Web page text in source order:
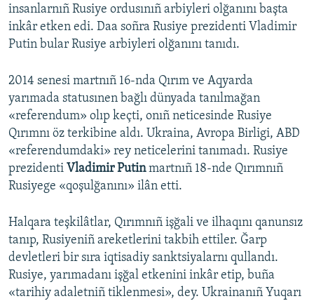
insanlarnıñ Rusiye ordusınıñ arbiyleri olğanını başta
inkâr etken edi. Daa soñra Rusiye prezidenti Vladimir
Putin bular Rusiye arbiyleri olğanını tanıdı.
2014 senesi martnıñ 16-nda Qırım ve Aqyarda
yarımada statusınen bağlı dünyada tanılmağan
«referendum» olıp keçti, onıñ neticesinde Rusiye
Qırımnı öz terkibine aldı. Ukraina, Avropa Birligi, ABD
«referendumdaki» rey neticelerini tanımadı. Rusiye
prezidenti Vladimir Putinmartnıñ 18-nde Qırımnıñ
Rusiyege «qoşulğanını» ilân etti.
Halqara teşkilâtlar, Qırımnıñ işğali ve ilhaqını qanunsız
tanıp, Rusiyeniñ areketlerini takbih ettiler. Ğarp
devletleri bir sıra iqtisadiy sanktsiyalarnı qullandı.
Rusiye, yarımadanı işğal etkenini inkâr etip, buña
«tarihiy adaletniñ tiklenmesi», dey. Ukrainanıñ Yuqarı